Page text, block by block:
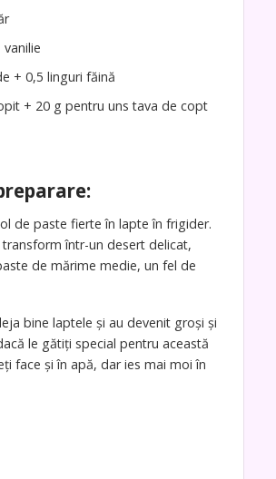
+ 0,5 linguri făină
+ 20 g pentru uns tava de copt
de paste fierte în lapte în frigider.
transform într-un desert delicat,
de mărime medie, un fel de
bine laptele și au devenit groși și
le gătiți special pentru această
face și în apă, dar ies mai moi în